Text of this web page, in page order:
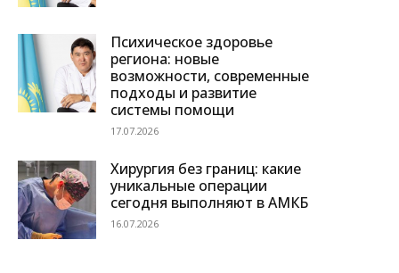
Психическое здоровье
региона: новые
возможности, современные
подходы и развитие
системы помощи
17.07.2026
Хирургия без границ: какие
уникальные операции
сегодня выполняют в АМКБ
16.07.2026